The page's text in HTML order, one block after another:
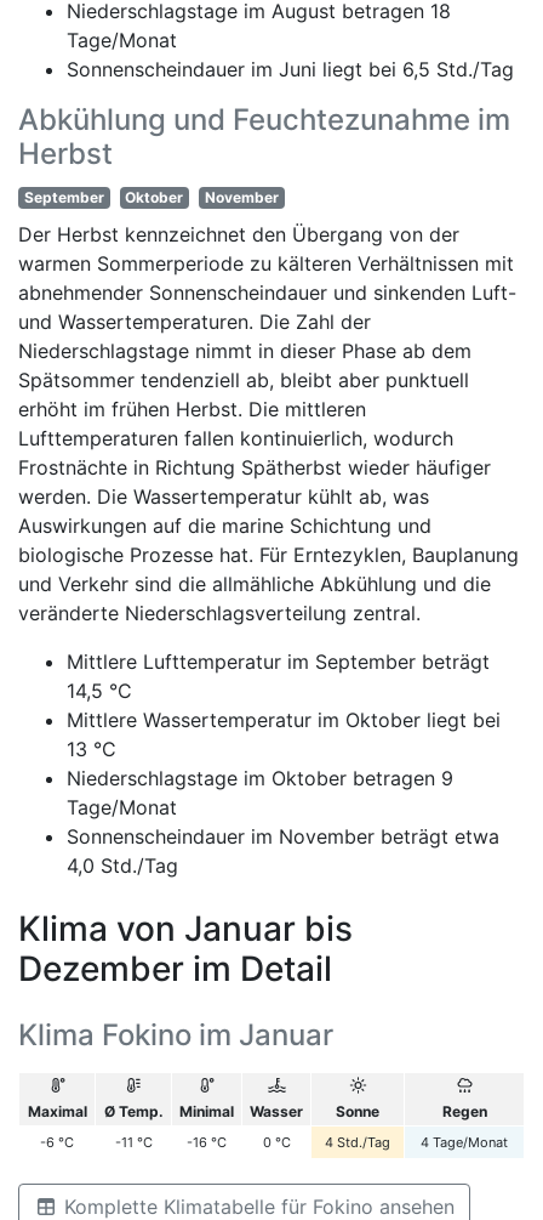
Niederschlagstage im August betragen 18
Tage/Monat
Sonnenscheindauer im Juni liegt bei 6,5 Std./Tag
Abkühlung und Feuchtezunahme im
Herbst
September Oktober November
Der Herbst kennzeichnet den Übergang von der
warmen Sommerperiode zu kälteren Verhältnissen mit
abnehmender Sonnenscheindauer und sinkenden Luft-
und Wassertemperaturen. Die Zahl der
Niederschlagstage nimmt in dieser Phase ab dem
Spätsommer tendenziell ab, bleibt aber punktuell
erhöht im frühen Herbst. Die mittleren
Lufttemperaturen fallen kontinuierlich, wodurch
Frostnächte in Richtung Spätherbst wieder häufiger
werden. Die Wassertemperatur kühlt ab, was
Auswirkungen auf die marine Schichtung und
biologische Prozesse hat. Für Erntezyklen, Bauplanung
und Verkehr sind die allmähliche Abkühlung und die
veränderte Niederschlagsverteilung zentral.
Mittlere Lufttemperatur im September beträgt
14,5 °C
Mittlere Wassertemperatur im Oktober liegt bei
13 °C
Niederschlagstage im Oktober betragen 9
Tage/Monat
Sonnenscheindauer im November beträgt etwa
4,0 Std./Tag
Klima von Januar bis
Dezember im Detail
Klima Fokino im Januar
Maximal Ø Temp. Minimal Wasser Sonne Regen
-6 °C -11 °C -16 °C 0 °C 4 Std./Tag 4 Tage/Monat
Komplette Klimatabelle für Fokino ansehen